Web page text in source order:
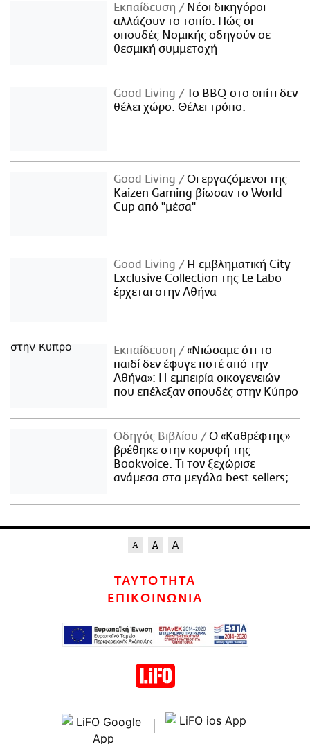
Εκπαίδευση
Νέοι δικηγόροι
αλλάζουν το τοπίο: Πώς οι
σπουδές Νομικής οδηγούν σε
θεσμική συμμετοχή
Good Living
Το BBQ στο σπίτι δεν
θέλει χώρο. Θέλει τρόπο.
Good Living
Οι εργαζόμενοι της
Kaizen Gaming βίωσαν το World
Cup από "μέσα"
Good Living
Η εμβληματική City
Exclusive Collection της Le Labo
έρχεται στην Αθήνα
Εκπαίδευση
«Νιώσαμε ότι το
παιδί δεν έφυγε ποτέ από την
Αθήνα»: Η εμπειρία οικογενειών
που επέλεξαν σπουδές στην Κύπρο
Οδηγός Βιβλίου
Ο «Καθρέφτης»
βρέθηκε στην κορυφή της
Bookvoice. Τι τον ξεχώρισε
ανάμεσα στα μεγάλα best sellers;
ΤΑΥΤΟΤΗΤΑ
ΕΠΙΚΟΙΝΩΝΙΑ